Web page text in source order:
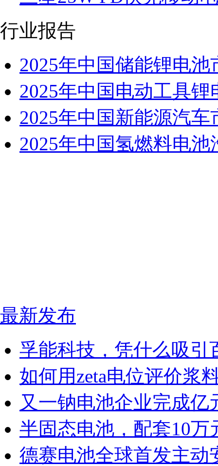
行业报告
2025年中国储能锂电
2025年中国电动工具
2025年中国新能源汽
2025年中国氢燃料电
最新发布
孚能科技，凭什么吸引
如何用zeta电位评价浆
又一钠电池企业完成亿
半固态电池，配套10万
德赛电池全球首发主动